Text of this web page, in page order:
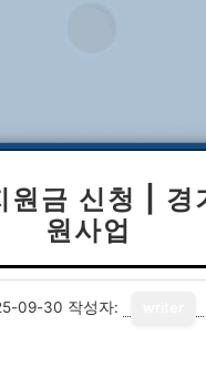
금 신청 | 경
원사업
09-30 작성자: